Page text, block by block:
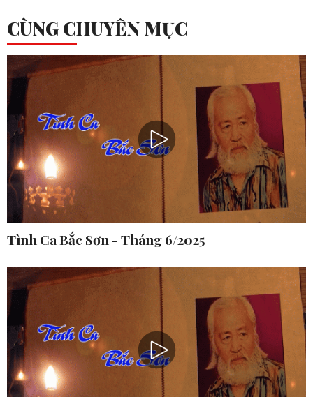
CÙNG CHUYÊN MỤC
Tình Ca Bắc Sơn - Tháng 6/2025